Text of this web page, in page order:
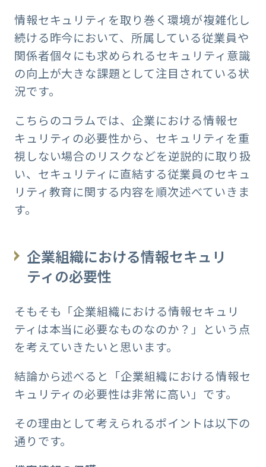
情報セキュリティを取り巻く環境が複雑化し
続ける昨今において、所属している従業員や
関係者個々にも求められるセキュリティ意識
の向上が大きな課題として注目されている状
況です。
こちらのコラムでは、企業における情報セ
キュリティの必要性から、セキュリティを重
視しない場合のリスクなどを逆説的に取り扱
い、セキュリティに直結する従業員のセキュ
リティ教育に関する内容を順次述べていきま
す。
企業組織における情報セキュリ
ティの必要性
そもそも「企業組織における情報セキュリ
ティは本当に必要なものなのか？」という点
を考えていきたいと思います。
結論から述べると「企業組織における情報セ
キュリティの必要性は非常に高い」です。
その理由として考えられるポイントは以下の
通りです。